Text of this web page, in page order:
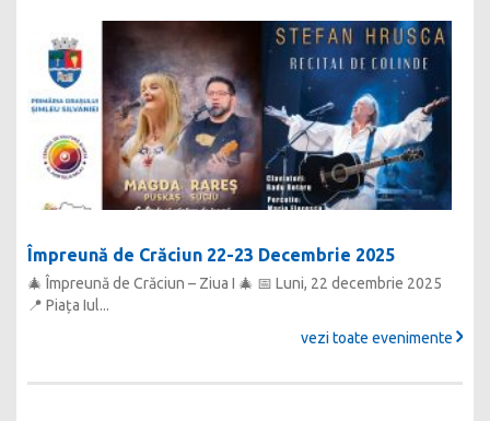
Împreună de Crăciun 22-23 Decembrie 2025
🎄 Împreună de Crăciun – Ziua I 🎄 📅 Luni, 22 decembrie 2025
📍 Piața Iul...
vezi toate evenimente